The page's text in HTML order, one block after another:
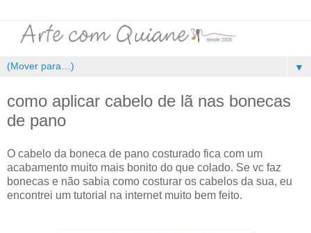
▼
como aplicar cabelo de lã nas bonecas
de pano
O cabelo da boneca de pano costurado fica com um
acabamento muito mais bonito do que colado. Se vc faz
bonecas e não sabia como costurar os cabelos da sua, eu
encontrei um tutorial na internet muito bem feito.